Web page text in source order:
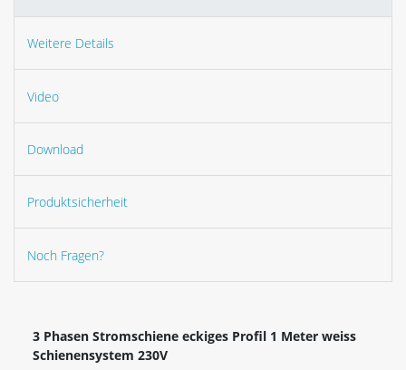
Weitere Details
Video
Download
Produktsicherheit
Noch Fragen?
3 Phasen Stromschiene eckiges Profil 1 Meter weiss
Schienensystem 230V